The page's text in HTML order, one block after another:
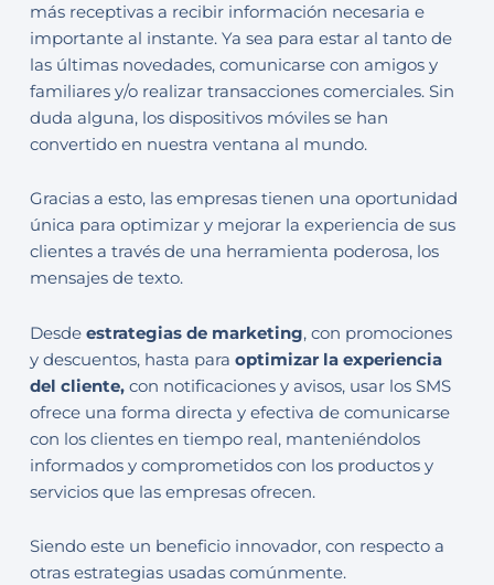
más receptivas a recibir información necesaria e
importante al instante. Ya sea para estar al tanto de
las últimas novedades, comunicarse con amigos y
familiares y/o realizar transacciones comerciales. Sin
duda alguna, los dispositivos móviles se han
convertido en nuestra ventana al mundo.
Gracias a esto, las empresas tienen una oportunidad
única para optimizar y mejorar la experiencia de sus
clientes a través de una herramienta poderosa, los
mensajes de texto.
Desdeestrategias de marketing, con promociones
y descuentos, hasta para optimizar la experiencia
del cliente,con notificaciones y avisos, usar los SMS
ofrece una forma directa y efectiva de comunicarse
con los clientes en tiempo real, manteniéndolos
informados y comprometidos con los productos y
servicios que las empresas ofrecen.
Siendo este un beneficio innovador, con respecto a
otras estrategias usadas comúnmente.